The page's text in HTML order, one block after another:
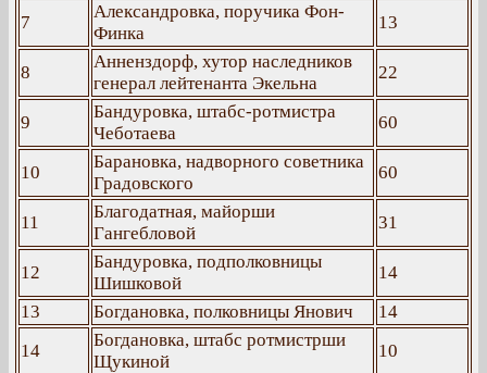
7
Александровка, поручика Фон-
Финка
13
8
Анненздорф, хутор наследников
генерал лейтенанта Экельна
22
9
Бандуровка, штабс-ротмистра
Чеботаева
60
10
Барановка, надворного советника
Градовского
60
11
Благодатная, майорши
Гангебловой
31
12
Бандуровка, подполковницы
Шишковой
14
13
Богдановка, полковницы Янович
14
14
Богдановка, штабс ротмистрши
Щукиной
10